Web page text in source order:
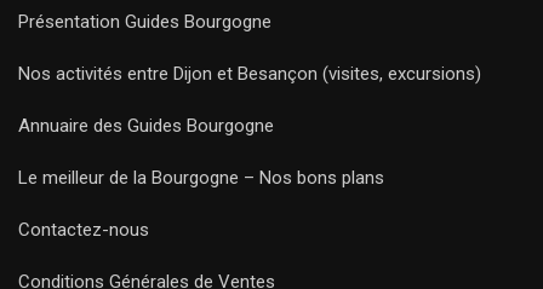
Présentation Guides Bourgogne
Nos activités entre Dijon et Besançon (visites, excursions)
Annuaire des Guides Bourgogne
Le meilleur de la Bourgogne – Nos bons plans
Contactez-nous
Conditions Générales de Ventes